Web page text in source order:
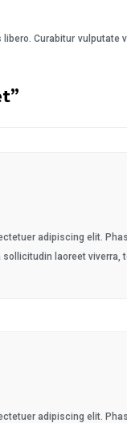
Curabitur
”
adipiscing elit.
laoreet
adipiscing elit.